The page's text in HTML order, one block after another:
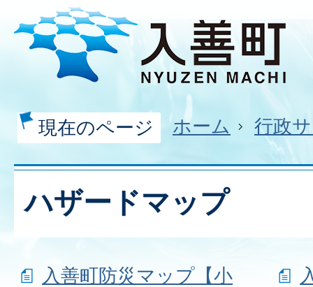
現在のページ ホーム 行政
ハザードマップ
入善町防災マップ【小